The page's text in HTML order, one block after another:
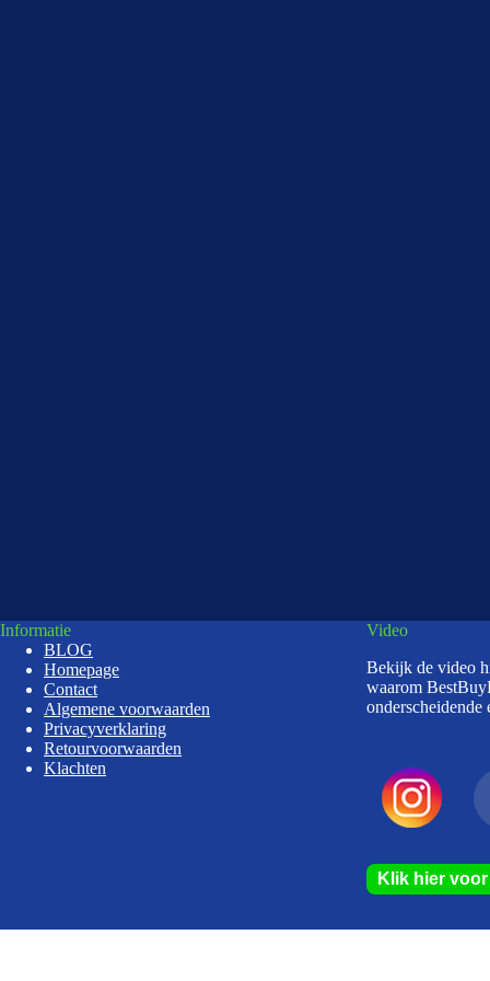
Informatie
BLOG
Homepage
Contact
Algemene voorwaarden
Privacyverklaring
Retourvoorwaarden
Klachten
Video
Bekijk de video
waarom
Klik hier